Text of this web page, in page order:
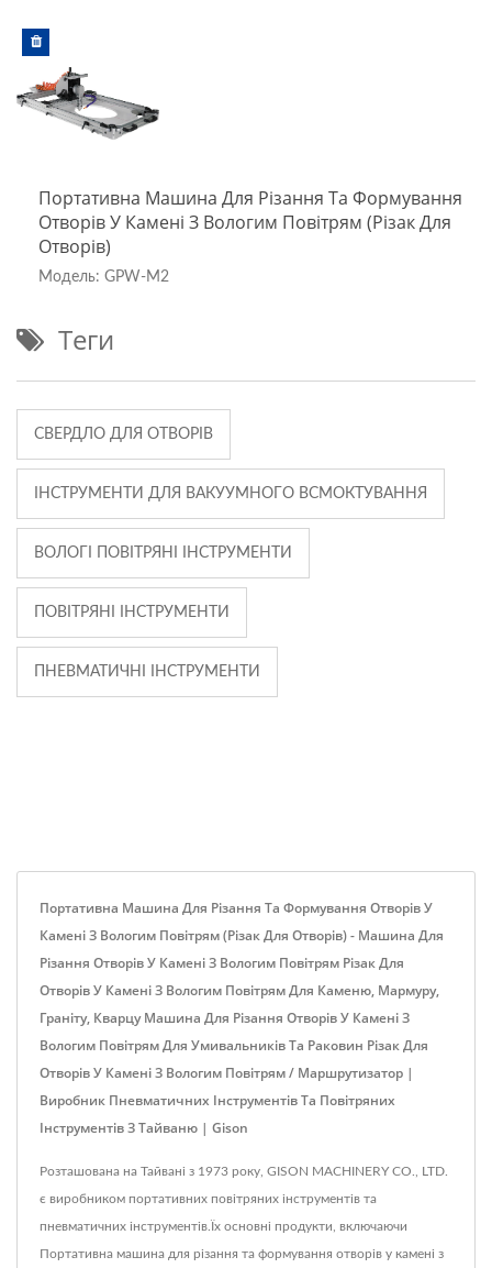
Портативна Машина Для Різання Та Формування
Отворів У Камені З Вологим Повітрям (різак Для
Отворів)
Модель: GPW-M2
Теги
СВЕРДЛО ДЛЯ ОТВОРІВ
ІНСТРУМЕНТИ ДЛЯ ВАКУУМНОГО ВСМОКТУВАННЯ
ВОЛОГІ ПОВІТРЯНІ ІНСТРУМЕНТИ
ПОВІТРЯНІ ІНСТРУМЕНТИ
ПНЕВМАТИЧНІ ІНСТРУМЕНТИ
Портативна Машина Для Різання Та Формування Отворів У
Камені З Вологим Повітрям (різак Для Отворів) - Машина Для
Різання Отворів У Камені З Вологим Повітрям Різак Для
Отворів У Камені З Вологим Повітрям Для Каменю, Мармуру,
Граніту, Кварцу Машина Для Різання Отворів У Камені З
Вологим Повітрям Для Умивальників Та Раковин Різак Для
Отворів У Камені З Вологим Повітрям / Маршрутизатор |
Виробник Пневматичних Інструментів Та Повітряних
Інструментів З Тайваню | Gison
Розташована на Тайвані з 1973 року, GISON MACHINERY CO., LTD.
є виробником портативних повітряних інструментів та
пневматичних інструментів.Їх основні продукти, включаючи
Портативна машина для різання та формування отворів у камені з